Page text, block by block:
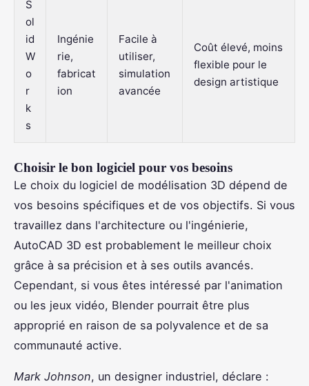
S
ol
id
W
o
r
k
s
Ingénie
rie,
fabricat
ion
Facile à
utiliser,
simulation
avancée
Coût élevé, moins
flexible pour le
design artistique
Choisir le bon logiciel pour vos besoins
Le choix du logiciel de modélisation 3D dépend de
vos besoins spécifiques et de vos objectifs. Si vous
travaillez dans l'architecture ou l'ingénierie,
AutoCAD 3D est probablement le meilleur choix
grâce à sa précision et à ses outils avancés.
Cependant, si vous êtes intéressé par l'animation
ou les jeux vidéo, Blender pourrait être plus
approprié en raison de sa polyvalence et de sa
communauté active.
Mark Johnson, un designer industriel, déclare :